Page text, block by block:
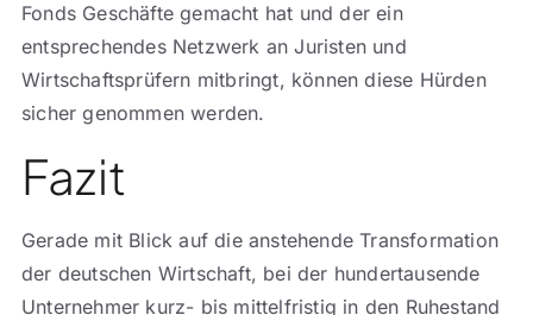
Fonds Geschäfte gemacht hat und der ein
entsprechendes Netzwerk an Juristen und
Wirtschaftsprüfern mitbringt, können diese Hürden
sicher genommen werden.
Fazit
Gerade mit Blick auf die anstehende Transformation
der deutschen Wirtschaft, bei der hundertausende
Unternehmer kurz- bis mittelfristig in den Ruhestand